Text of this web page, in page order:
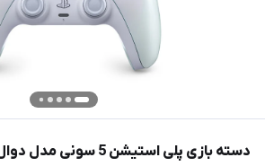
دسته بازی پلی استیشن 5 سونی مدل دوال سنس - صدفی